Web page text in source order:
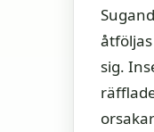
sig.